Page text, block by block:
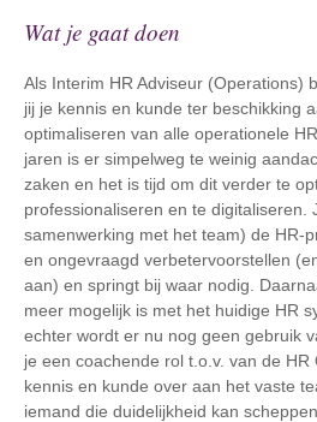
Wat je gaat doen
Als Interim HR Adviseur (Operations)
jij je kennis en kunde ter beschikking
optimaliseren van alle operationele
jaren is er simpelweg te weinig
zaken en het is tijd om dit verder te
professionaliseren en te digitaliseren.
samenwerking met het team) de HR-
en ongevraagd verbetervoorstellen
aan) en springt bij waar nodig.
meer mogelijk is met het huidige HR
echter wordt er nu nog geen gebruik
je een coachende rol t.o.v. van de
kennis en kunde over aan het vaste
iemand die duidelijkheid kan